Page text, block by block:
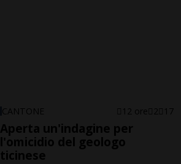
CANTONE 12 ore 2 17
Aperta un'indagine per
l'omicidio del geologo
ticinese